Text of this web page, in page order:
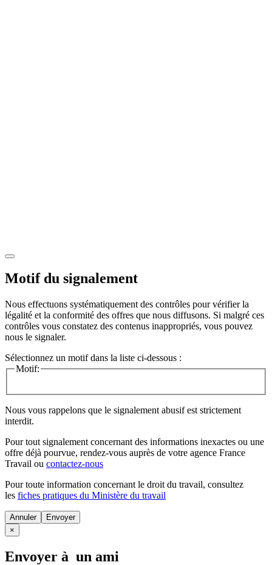
Motif du signalement
Nous effectuons systématiquement des contrôles pour vérifier la
légalité et la conformité des offres que nous diffusons. Si malgré ces
contrôles vous constatez des contenus inappropriés, vous pouvez
nous le signaler.
Sélectionnez un motif dans la liste ci-dessous :
Motif:
Nous vous rappelons que le signalement abusif est strictement
interdit.
Pour tout signalement concernant des informations inexactes ou une
offre déjà pourvue, rendez-vous auprès de votre agence France
Travail ou contactez-nous
Pour toute information concernant le droit du travail, consultez
les fiches pratiques du Ministère du travail
Annuler
×
Envoyer à un ami